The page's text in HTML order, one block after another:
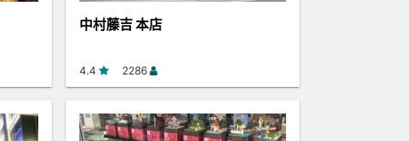
中村藤吉 本店
4.4 2286